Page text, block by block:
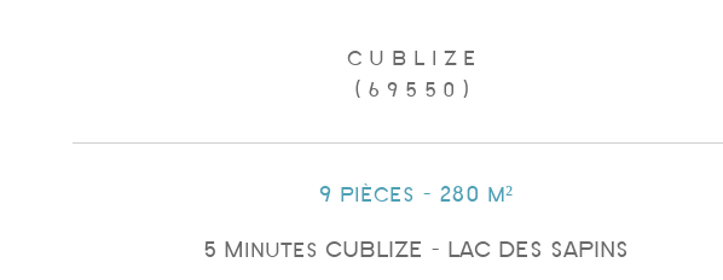
CUBLIZE
(69550)
9 pièces - 280 m²
5 Minutes CUBLIZE - LAC DES SAPINS